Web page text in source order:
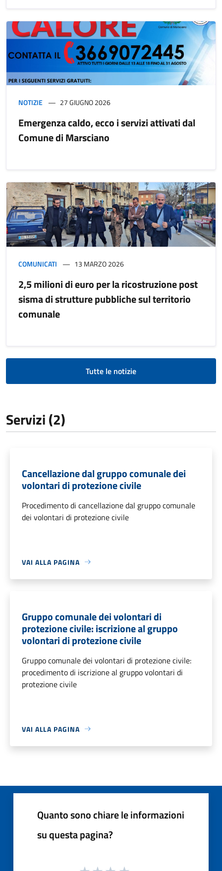
NOTIZIE 27 GIUGNO 2026
Emergenza caldo, ecco i servizi attivati dal
Comune di Marsciano
COMUNICATI 13 MARZO 2026
2,5 milioni di euro per la ricostruzione post
sisma di strutture pubbliche sul territorio
comunale
Tutte le notizie
Servizi (2)
Cancellazione dal gruppo comunale dei
volontari di protezione civile
Procedimento di cancellazione dal gruppo comunale
dei volontari di protezione civile
VAI ALLA PAGINA
Gruppo comunale dei volontari di
protezione civile: iscrizione al gruppo
volontari di protezione civile
Gruppo comunale dei volontari di protezione civile:
procedimento di iscrizione al gruppo volontari di
protezione civile
VAI ALLA PAGINA
Quanto sono chiare le informazioni
su questa pagina?